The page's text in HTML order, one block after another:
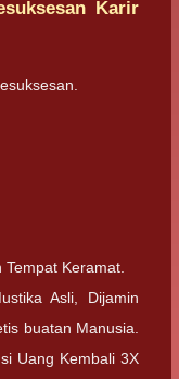
Karir
Keramat.
Asli, Dijamin
buatan Manusia.
Uang Kembali 3X